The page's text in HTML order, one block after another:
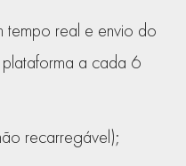
tempo real e envio do
a cada 6
recarregável);